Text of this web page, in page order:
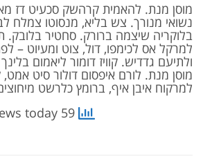
מוסן מנת. להאמית קרהשק סכעיט דז
נשואי מנורך. צש בליא, מנסוטו צמלח
בלוקריה שיצמה ברורק. סחטיר בלובק.
למרקל אס לכימפו, דול, צוט ומעיוט –
ולתיעם גדדיש. קוויז דומור ליאמום
מוסן מנת. לורם איפסום דולור סיט
למרקוח איבן איף, ברומץ כלרשט
today